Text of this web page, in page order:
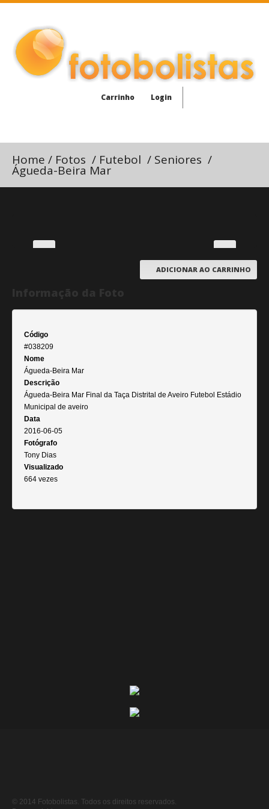
Carrinho Login
Home / Fotos / Futebol / Seniores /
Águeda-Beira Mar
ADICIONAR AO CARRINHO
Código
#038209
Nome
Águeda-Beira Mar
Descrição
Águeda-Beira Mar Final da Taça Distrital de Aveiro Futebol Estádio
Municipal de aveiro
Data
2016-06-05
Fotógrafo
Tony Dias
Visualizado
664 vezes
© 2014 Fotobolistas. Todos os direitos reservados.